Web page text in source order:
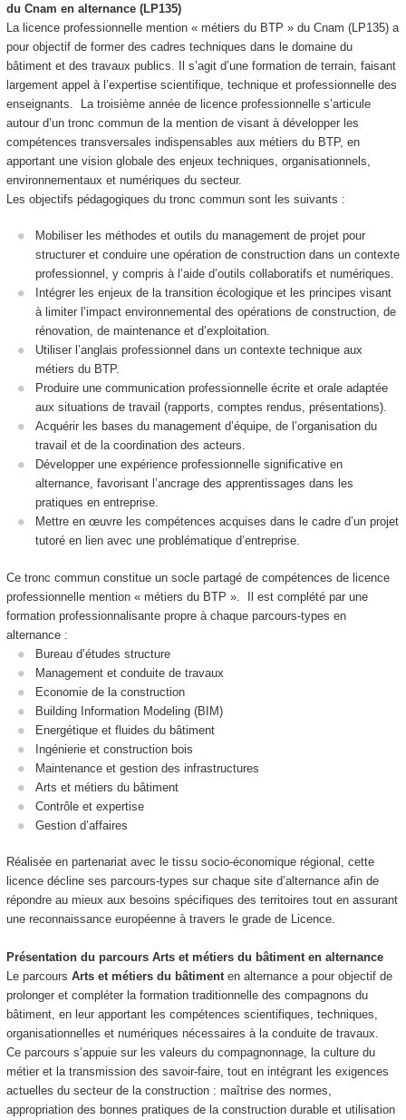
du Cnam en alternance(LP135)
La licence professionnelle mention « métiers du BTP » du Cnam (LP135) a
pour objectif de former des cadres techniques dans le domaine du
bâtiment et des travaux publics. Il s’agit d’une formation de terrain, faisant
largement appel à l’expertise scientifique, technique et professionnelle des
enseignants. La troisième année de licence professionnelle s’articule
autour d’un tronc commun de la mention de visant à développer les
compétences transversales indispensables aux métiers du BTP, en
apportant une vision globale des enjeux techniques, organisationnels,
environnementaux et numériques du secteur.
Les objectifs pédagogiques du tronc commun sont les suivants :
Mobiliser les méthodes et outils du management de projet pour
structurer et conduire une opération de construction dans un contexte
professionnel, y compris à l’aide d’outils collaboratifs et numériques.
Intégrer les enjeux de la transition écologique et les principes visant
à limiter l’impact environnemental des opérations de construction, de
rénovation, de maintenance et d’exploitation.
Utiliser l’anglais professionnel dans un contexte technique aux
métiers du BTP.
Produire une communication professionnelle écrite et orale adaptée
aux situations de travail (rapports, comptes rendus, présentations).
Acquérir les bases du management d’équipe, de l’organisation du
travail et de la coordination des acteurs.
Développer une expérience professionnelle significative en
alternance, favorisant l’ancrage des apprentissages dans les
pratiques en entreprise.
Mettre en œuvre les compétences acquises dans le cadre d’un projet
tutoré en lien avec une problématique d’entreprise.
Ce tronc commun constitue un socle partagé de compétences de licence
professionnelle mention « métiers du BTP ». Il est complété par une
formation professionnalisante propre à chaque parcours-types en
alternance:
Bureau d’études structure
Management et conduite de travaux
Economie de la construction
Building Information Modeling (BIM)
Energétique et fluides du bâtiment
Ingénierie et construction bois
Maintenance et gestion des infrastructures
Arts et métiers du bâtiment
Contrôle et expertise
Gestion d’affaires
Réalisée en partenariat avec le tissu socio‑économique régional, cette
licence décline ses parcours‑types sur chaque site d’alternanceafin de
répondre au mieux aux besoins spécifiques des territoires tout en assurant
une reconnaissance européenne à travers le grade de Licence.
Présentation du parcours Arts et métiers du bâtiment en alternance
Le parcours Arts et métiers du bâtimenten alternancea pour objectif de
prolonger et compléter la formation traditionnelle des compagnons du
bâtiment, en leur apportant les compétences scientifiques, techniques,
organisationnelles et numériques nécessaires à la conduite de travaux.
Ce parcours s’appuie sur les valeurs du compagnonnage, la culture du
métier et la transmission des savoir-faire, tout en intégrant les exigences
actuelles du secteur de la construction : maîtrise des normes,
appropriation des bonnes pratiques de la construction durable et utilisation